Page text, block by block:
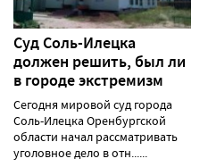
Суд Соль-Илецка
должен решить, был ли
в городе экстремизм
Сегодня мировой суд города
Соль-Илецка Оренбургской
области начал рассматривать
уголовное дело в отн......